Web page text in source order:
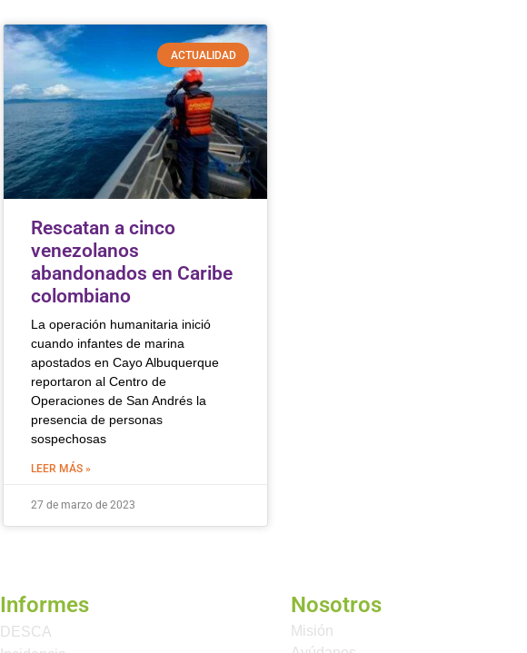
ACTUALIDAD
Rescatan a cinco
venezolanos
abandonados en Caribe
colombiano
La operación humanitaria inició
cuando infantes de marina
apostados en Cayo Albuquerque
reportaron al Centro de
Operaciones de San Andrés la
presencia de personas
sospechosas
LEER MÁS »
27 de marzo de 2023
Informes
DESCA
Nosotros
Misión